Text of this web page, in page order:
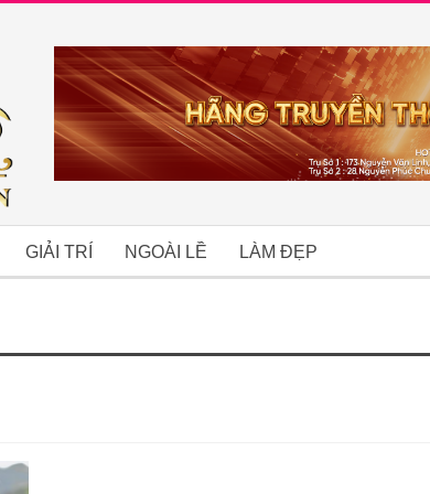
GIẢI TRÍ NGOÀI LỀ LÀM ĐẸP